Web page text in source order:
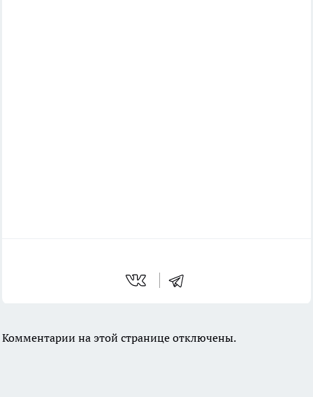
Комментарии на этой странице отключены.